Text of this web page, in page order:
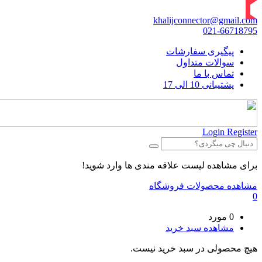
khalijconnector@gmail.com
021-66718795
پیگیری سفارشات
سوالات متداول
تماس با ما
پشتیبانی 10 الی 17
Login Register
برای مشاهده لیست علاقه مندی ها وارد شوید!
مشاهده محصولات فروشگاه
0
0 مورد
مشاهده سبد خرید
هیچ محصولی در سبد خرید نیست.